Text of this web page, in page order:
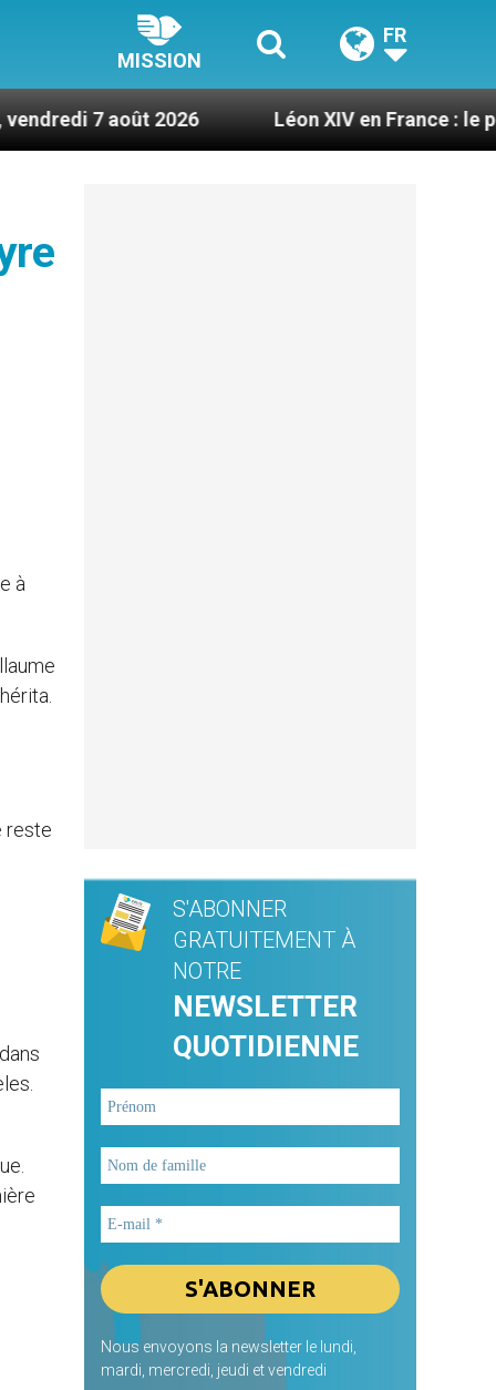
MISSION
FR
2026 Léon XIV en France : le programme
à
reste
S'ABONNER
GRATUITEMENT À
NOTRE
NEWSLETTER
QUOTIDIENNE
Nous envoyons la newsletter le lundi,
mardi, mercredi, jeudi et vendredi